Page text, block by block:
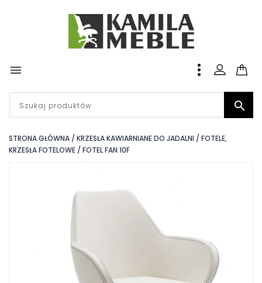


STRONA GŁÓWNA KRZESŁA KAWIARNIANE DO JADALNI
FOTELE,
KRZESŁA FOTELOWE
FOTEL FAN 10F